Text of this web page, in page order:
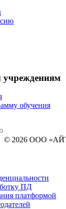
учреждениям
обучения
© 2026 ООО
ПД
платформой